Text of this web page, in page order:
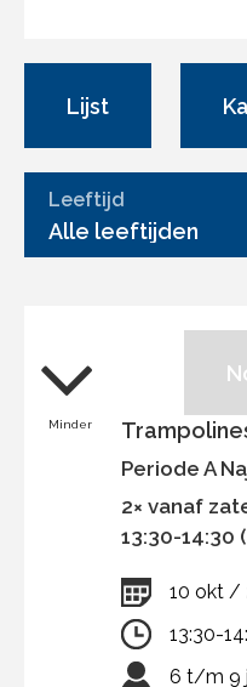
Lijst
Leeftijd
Alle leeftijden
Minder
Periode A
2× vanaf
13:30-14:30
10 okt /
13:30-
6 t/m 9